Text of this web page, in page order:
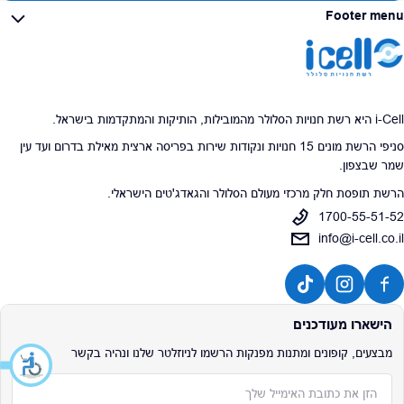
Footer menu
i-Cell היא רשת חנויות הסלולר מהמובילות, הותיקות והמתקדמות בישראל.
סניפי הרשת מונים 15 חנויות ונקודות שירות בפריסה ארצית מאילת בדרום ועד עין
שמר שבצפון.
הרשת תופסת חלק מרכזי מעולם הסלולר והגאדג'טים הישראלי.
1700-55-51-52
info@i-cell.co.il
הישארו מעודכנים
מבצעים, קופונים ומתנות מפנקות הרשמו לניוזלטר שלנו ונהיה בקשר